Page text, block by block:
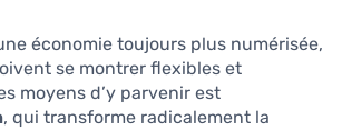
économie toujours plus numérisée,
se montrer flexibles et
moyens d’y parvenir est
, qui transforme radicalement la